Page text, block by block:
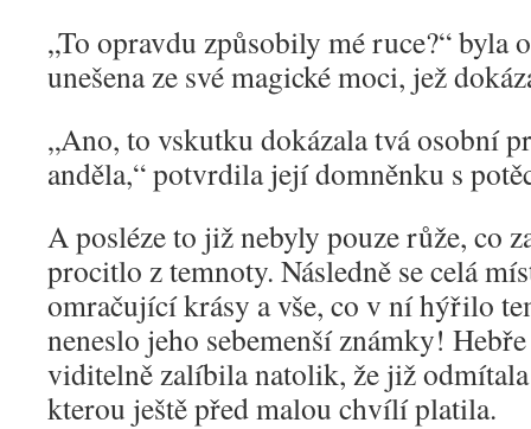
„To opravdu způsobily mé ruce?“ byla
unešena ze své magické moci, jež
„Ano, to vskutku dokázala tvá osobní
anděla,“ potvrdila její domněnku s
A posléze to již nebyly pouze růže, co
procitlo z temnoty. Následně se celá
omračující krásy a vše, co v ní hýřilo
neneslo jeho sebemenší známky!
viditelně zalíbila natolik, že již
kterou ještě před malou chvílí platila.